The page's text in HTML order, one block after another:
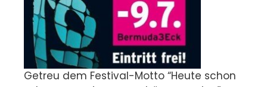
Getreu dem Festival-Motto “Heute schon